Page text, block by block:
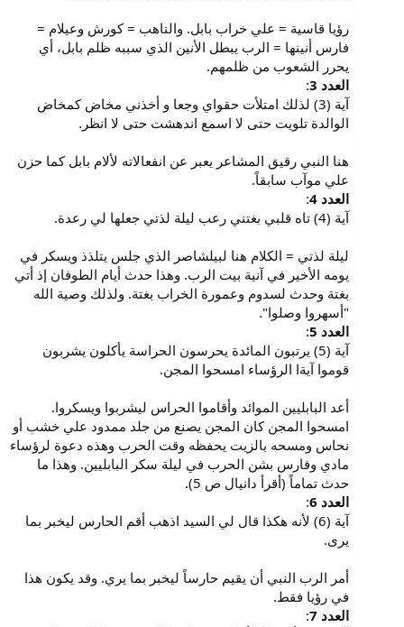
رؤيا قاسية = علي خراب بابل. والناهب = كورش وعيلام =
فارس أنينها = الرب يبطل الأنين الذي سببه ظلم بابل، أي
يحرر الشعوب من ظلمهم.
العدد 3
:
آية (3) لذلك امتلأت حقواي وجعا و أخذني مخاض كمخاض
الوالدة تلويت حتى لا اسمع اندهشت حتى لا انظر.
هنا النبي رقيق المشاعر يعبر عن انفعالاته لألام بابل كما حزن
علي موآب سابقاً.
العدد 4 :
آية (4) تاه قلبي بغتني رعب ليلة لذتي جعلها لي رعدة.
ليلة لذتي = الكلام هنا لبيلشاصر الذي جلس يتلذذ ويسكر في
يومه الأخير في آنية بيت الرب. وهذا حدث أيام الطوفان إذ أتي
بغتة وحدث لسدوم وعمورة الخراب بغتة. ولذلك وصية الله
"أسهروا وصلوا".
العدد 5
:
آية (5) يرتبون المائدة يحرسون الحراسة يأكلون يشربون
قوموا آيةا الرؤساء امسحوا المجن.
أعد البابليين الموائد وأقاموا الحراس ليشربوا ويسكروا.
امسحوا المجن كان المجن يصنع من جلد ممدود علي خشب أو
نحاس ومسحه بالزيت يحفظه وقت الحرب وهذه دعوة لرؤساء
مادي وفارس بشن الحرب في ليلة سكر البابليين. وهذا ما
حدث تماماً (أقرأ دانيال ص 5).
العدد 6
:
آية (6) لأنه هكذا قال لي السيد اذهب أقم الحارس ليخبر بما
يرى.
أمر الرب النبي أن يقيم حارساً ليخبر بما يري. وقد يكون هذا
في رؤيا فقط.
العدد 7
: